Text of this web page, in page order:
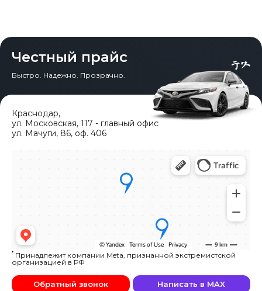
Честный прайс
Быстро. Надежно. Прозрачно.
Краснодар,
ул. Московская, 117 - главный офис
ул. Мачуги, 86, оф. 406
* Принадлежит компании Meta, признанной экстремистской
организацией в РФ
Обратный звонок Написать в MAX